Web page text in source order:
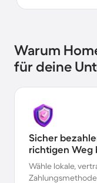
Warum
für deine
Sicher
richtigen Weg
Wähle lokale,